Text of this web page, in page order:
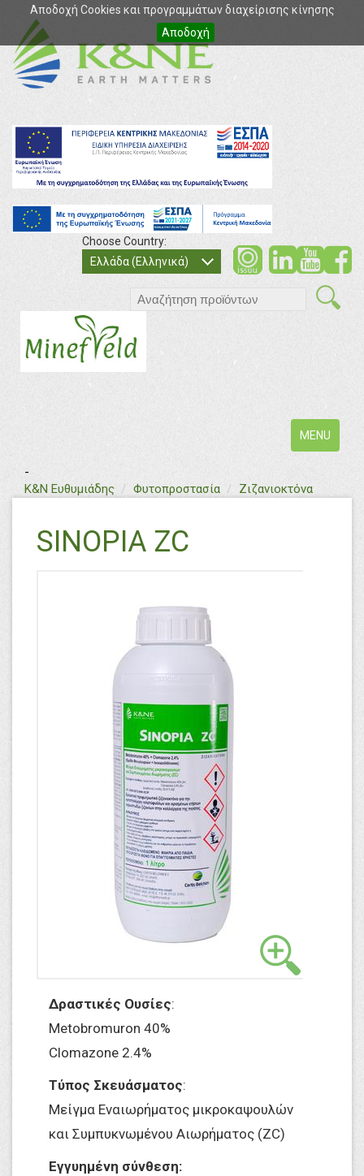
Αποδοχή Cookies και προγραμμάτων διαχείρισης κίνησης
Αποδοχή
Choose Country:
Ελλάδα (Ελληνικά)
Toggle
navigation
MENU
-
Κ&Ν Ευθυμιάδης textΦυτοπροστασία Ζιζανιοκτόνα
SINOPIA ZC
Δραστικές Ουσίες:
Metobromuron 40%
Clomazone 2.4%
Τύπος Σκευάσματος:
Μείγμα Εναιωρήματος μικροκαψουλών
και Συμπυκνωμένου Αιωρήματος (ZC)
Εγγυημένη σύνθεση: